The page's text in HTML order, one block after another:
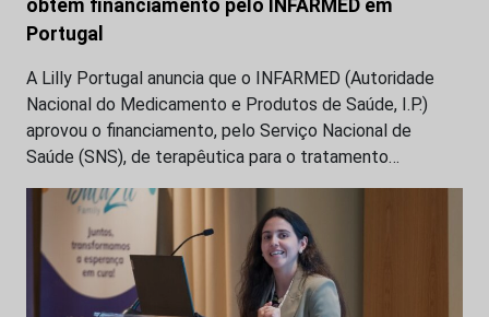
obtém financiamento pelo INFARMED em
Portugal
A Lilly Portugal anuncia que o INFARMED (Autoridade
Nacional do Medicamento e Produtos de Saúde, I.P.)
aprovou o financiamento, pelo Serviço Nacional de
Saúde (SNS), de terapêutica para o tratamento…